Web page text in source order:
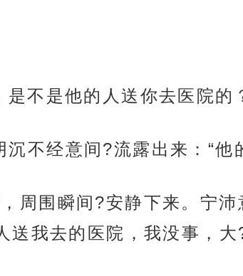
不是他的人送你去医院的
不经意间?流露出来：“他
周围瞬间?安静下来。宁
送我去的医院，我没事，大